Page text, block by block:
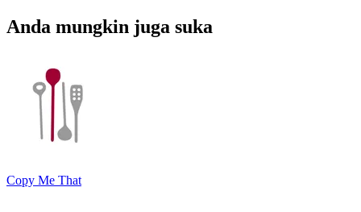
Anda mungkin juga suka
Copy Me That